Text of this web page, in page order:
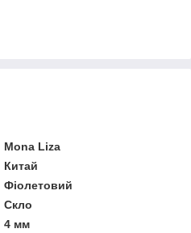
Mona Liza
Китай
Фіолетовий
Скло
4 мм